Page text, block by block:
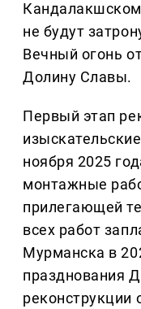
не будут
Вечный огонь
Долину Славы.
Первый этап
ноября 2025
монтажные
прилегающей
всех работ
Мурманска в
празднования
реконструкции